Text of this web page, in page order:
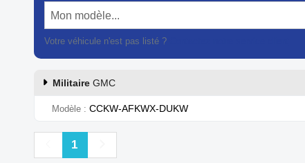
Mon modèle...
Votre véhicule n'est pas listé ?
Militaire GMC
Modèle CCKW-AFKWX-DUKW
Précédent
1